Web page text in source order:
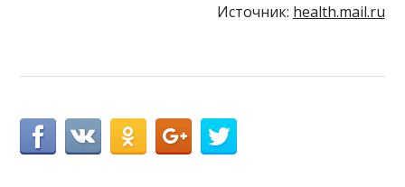
Источник: health.mail.ru